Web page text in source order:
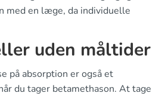
med en læge, da individuelle
uden måltider
på absorption er også et
du tager betamethason. At tage